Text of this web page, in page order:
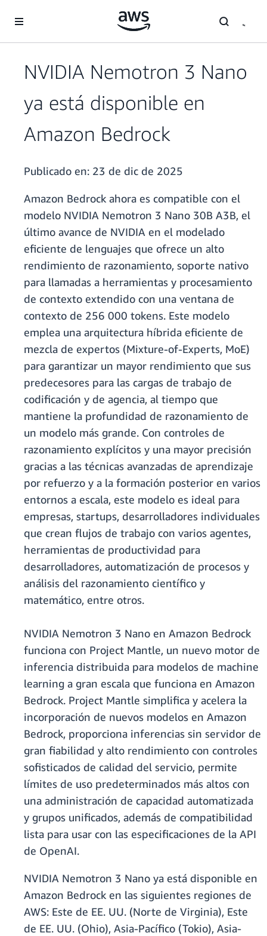
NVIDIA Nemotron 3 Nano
ya está disponible en
Amazon Bedrock
Publicado en: 23 de dic de 2025
Amazon Bedrock ahora es compatible con el
modelo NVIDIA Nemotron 3 Nano 30B A3B, el
último avance de NVIDIA en el modelado
eficiente de lenguajes que ofrece un alto
rendimiento de razonamiento, soporte nativo
para llamadas a herramientas y procesamiento
de contexto extendido con una ventana de
contexto de 256 000 tokens. Este modelo
emplea una arquitectura híbrida eficiente de
mezcla de expertos (Mixture-of-Experts, MoE)
para garantizar un mayor rendimiento que sus
predecesores para las cargas de trabajo de
codificación y de agencia, al tiempo que
mantiene la profundidad de razonamiento de
un modelo más grande. Con controles de
razonamiento explícitos y una mayor precisión
gracias a las técnicas avanzadas de aprendizaje
por refuerzo y a la formación posterior en varios
entornos a escala, este modelo es ideal para
empresas, startups, desarrolladores individuales
que crean flujos de trabajo con varios agentes,
herramientas de productividad para
desarrolladores, automatización de procesos y
análisis del razonamiento científico y
matemático, entre otros.
NVIDIA Nemotron 3 Nano en Amazon Bedrock
funciona con Project Mantle, un nuevo motor de
inferencia distribuida para modelos de machine
learning a gran escala que funciona en Amazon
Bedrock. Project Mantle simplifica y acelera la
incorporación de nuevos modelos en Amazon
Bedrock, proporciona inferencias sin servidor de
gran fiabilidad y alto rendimiento con controles
sofisticados de calidad del servicio, permite
límites de uso predeterminados más altos con
una administración de capacidad automatizada
y grupos unificados, además de compatibilidad
lista para usar con las especificaciones de la API
de OpenAI.
NVIDIA Nemotron 3 Nano ya está disponible en
Amazon Bedrock en las siguientes regiones de
AWS: Este de EE. UU. (Norte de Virginia), Este
de EE. UU. (Ohio), Asia-Pacífico (Tokio), Asia-